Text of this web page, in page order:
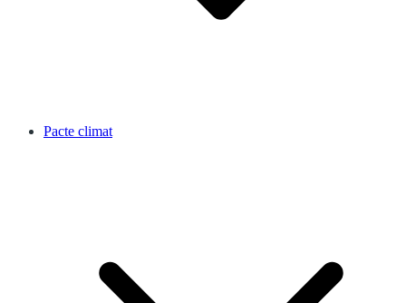
Pacte climat